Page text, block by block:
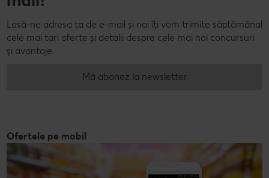
Lasă-ne adresa ta de e-mail și noi îți vom trimite săptămânal
cele mai tari oferte și detalii despre cele mai noi concursuri
și avantaje.
Mă abonez la newsletter
Ofertele pe mobil